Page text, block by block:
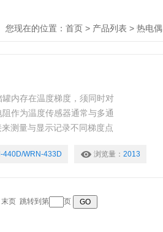
您现在的位置： 首页 > 产品列表 > 热电偶
内存在温度梯度，须同时对
作为温度传感器通常与多通
测量与显示记录不同梯度点
440D/WRN-433D 浏览量： 2013
页 跳转到第 页